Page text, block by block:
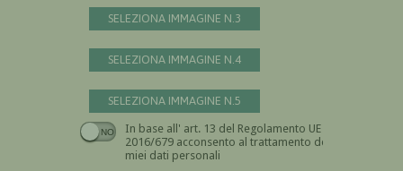
SELEZIONA IMMAGINE N.3
SELEZIONA IMMAGINE N.4
SELEZIONA IMMAGINE N.5
In base all' art. 13 del Regolamento UE n.
2016/679 acconsento al trattamento dei
miei dati personali
Devi dare il consenso